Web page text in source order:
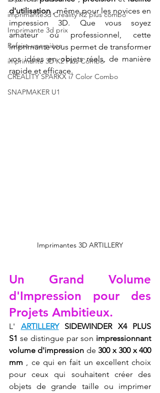
imprimante3d Creality K2 plus combo
Imprimante 3d prix
Refaire une pièce
imprimante 3D K2 Plus Combo
CREALITY SPARKX i7 Color Combo
SNAPMAKER U1
d'utilisation , même pour les novices en
impression 3D. Que vous soyez
amateur ou professionnel, cette
imprimante vous permet de transformer
vos idées en objets réels, de manière
rapide et efficace.
Imprimantes 3D ARTILLERY
Un Grand Volume
d'Impression pour des
Projets Ambitieux.
L' ARTILLERY SIDEWINDER X4 PLUS
S1 se distingue par son impressionnant
volume d'impression de 300 x 300 x 400
mm , ce qui en fait un excellent choix
pour ceux qui souhaitent créer des
objets de grande taille ou imprimer